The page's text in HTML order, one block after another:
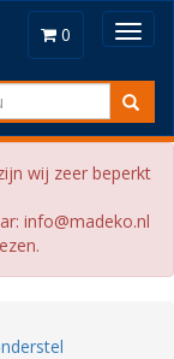
0
wij zeer beperkt
info@madeko.nl